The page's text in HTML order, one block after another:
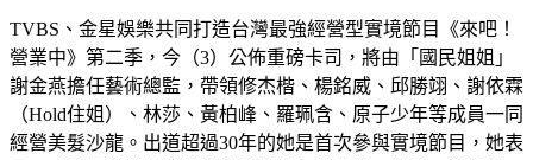
TVBS、金星娛樂共同打造台灣最強經營型實境節目《來吧！
營業中》第二季，今（3）公佈重磅卡司，將由「國民姐姐」
謝金燕擔任藝術總監，帶領修杰楷、楊銘威、邱勝翊、謝依霖
（Hold住姐）、林莎、黃柏峰、羅珮含、原子少年等成員一同
經營美髮沙龍。出道超過30年的她是首次參與實境節目，她表